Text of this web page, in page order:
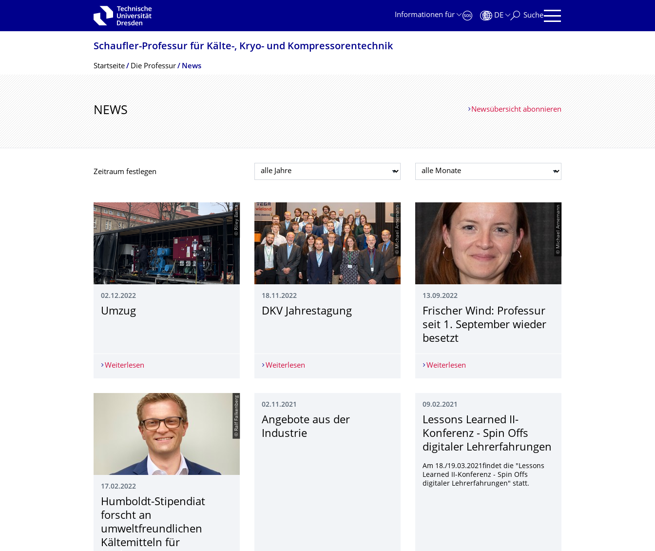
Zur Hauptnavigation springen
Informationen für
DE Suche
Schaufler-Professur für Kälte-, Kryo- und Kompressorentech­nik
Breadcrumb-Menü
Startseite Die Professur News
NEWS Newsübersicht abonnieren
Zeitraum festlegen Jahr auswählen Monat auswählen
© Riley Barta
02.12.2022
Umzug
Weiterlesen
© Michael Arnemann
18.11.2022
DKV Jahrestagung
Weiterlesen
© Michael Arnemann
13.09.2022
Frischer Wind: Professur
seit 1. September wieder
besetzt
Weiterlesen
© Ralf Falkenberg
17.02.2022
Humboldt-Stipendiat
forscht an
umweltfreundlichen
Kältemitteln für
02.11.2021
Angebote aus der
Industrie
09.02.2021
Lessons Learned II-
Konferenz - Spin Offs
digitaler Lehrerfahrungen
Am 18./19.03.2021findet die "Lessons
Learned II-Konferenz - Spin Offs
digitaler Lehrerfahrungen" statt.